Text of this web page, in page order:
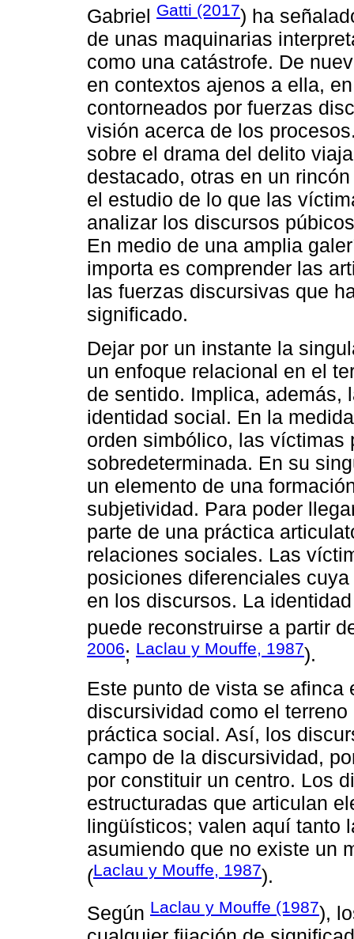
Gabriel Gatti (2017) ha
de unas maquinarias
como una catástrofe. De
en contextos ajenos a ella,
contorneados por fuerzas
visión acerca de los
sobre el drama del delito
destacado, otras en un
el estudio de lo que las
analizar los discursos
En medio de una amplia
importa es comprender las
las fuerzas discursivas que
significado.
Dejar por un instante la
un enfoque relacional en el
de sentido. Implica, además,
identidad social. En la
orden simbólico, las víctimas
sobredeterminada. En su
un elemento de una
subjetividad. Para poder
parte de una práctica
relaciones sociales. Las
posiciones diferenciales
en los discursos. La
puede reconstruirse a partir
2006; Laclau y Mouffe, 1987).
Este punto de vista se afinca
discursividad como el
práctica social. Así, los
campo de la discursividad,
por constituir un centro. Los
estructuradas que articulan
lingüísticos; valen aquí tanto
asumiendo que no existe un
(Laclau y Mouffe, 1987).
Según Laclau y Mouffe (1987),